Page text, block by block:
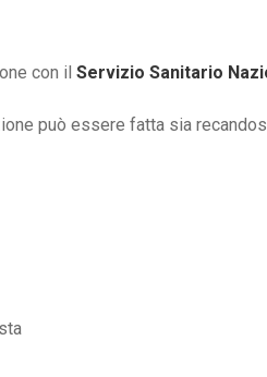
con il Servizio Sanitario
può essere fatta sia